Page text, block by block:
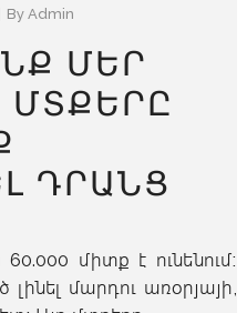
By Admin
ՄԵՐ
ՄՏՔԵՐԸ
ԴՐԱՆՑ
միտք է ունենում։
մարդու առօրյայի,